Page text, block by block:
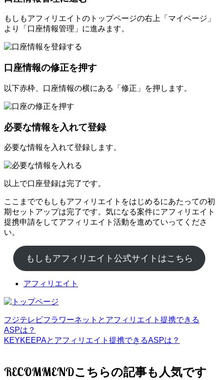
もしもアフィリエイトのトップページの右上「マイページ」
より「口座情報管理」に進みます。
口座情報の修正を押す
以下赤枠、口座情報の横にある「修正」を押します。
必要な情報を入れて登録
必要な情報を入れて登録します。
以上で口座登録は完了です。
ここまででもしもアフィリエイトをはじめるにあたっての初
期セットアップは完了です。気になる案件にアフィリエイト
提携申請をしてアフィリエイト活動を進めていってくださ
い。
もしもアフィリエイト公式サイトはこちら
アフィリエイト
フジテレビフラワーネットとアフィリエイト提携できる
ASPは？
KEYKEEPAとアフィリエイト提携できるASPは？
RECOMMEND